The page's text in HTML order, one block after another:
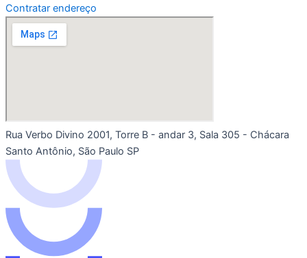
Contratar endereço
Rua Verbo Divino 2001, Torre B - andar 3, Sala 305 - Chácara
Santo Antônio, São Paulo SP